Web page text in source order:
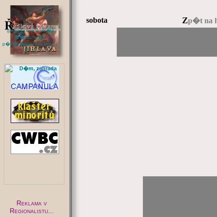
sobota Zp�t na
(pokud chcete vlo�it
sv�j inzer�t,
p�e�t�te si zde jak na
to...):
Reklama v
Regionalistu...